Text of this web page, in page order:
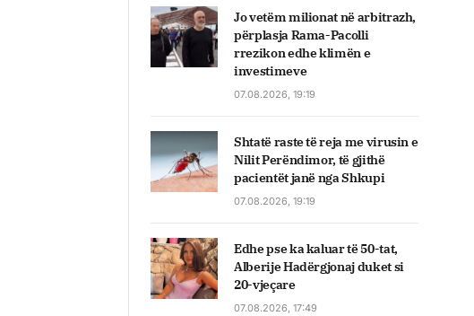
Jo vetëm milionat në arbitrazh,
përplasja Rama-Pacolli
rrezikon edhe klimën e
investimeve
07.08.2026, 19:19
Shtatë raste të reja me virusin e
Nilit Perëndimor, të gjithë
pacientët janë nga Shkupi
07.08.2026, 19:19
Edhe pse ka kaluar të 50-tat,
Alberije Hadërgjonaj duket si
20-vjeçare
07.08.2026, 17:49